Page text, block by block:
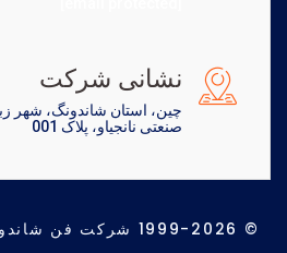
نشانی شرکت
چین، استان شاندونگ، شهر
صنعتی نانجیاو، پلاک 001
© 1999-2026 شرکت